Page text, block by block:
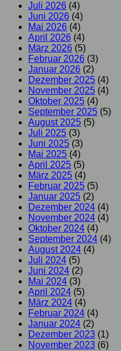
Juli 2026 (4)
Juni 2026 (4)
Mai 2026 (4)
April 2026 (4)
März 2026 (5)
Februar 2026 (3)
Januar 2026 (2)
Dezember 2025 (4)
November 2025 (4)
Oktober 2025 (4)
September 2025 (5)
August 2025 (5)
Juli 2025 (3)
Juni 2025 (3)
Mai 2025 (4)
April 2025 (5)
März 2025 (4)
Februar 2025 (5)
Januar 2025 (2)
Dezember 2024 (4)
November 2024 (4)
Oktober 2024 (4)
September 2024 (4)
August 2024 (4)
Juli 2024 (5)
Juni 2024 (2)
Mai 2024 (3)
April 2024 (5)
März 2024 (4)
Februar 2024 (4)
Januar 2024 (2)
Dezember 2023 (1)
November 2023 (6)